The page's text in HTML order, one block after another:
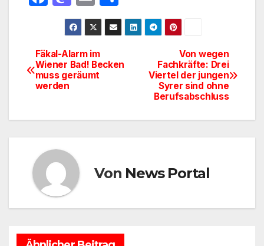
e
b
o
a
st
o
d
m
ail
ei
le
BeitragsnavigationVon wegen
Fachkräfte: Drei
Viertel der jungen
Syrer sind ohne
Berufsabschluss
Fäkal-Alarm im
Wiener Bad! Becken
muss geräumt
werden
Von News Portal